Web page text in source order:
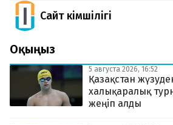
Сайт Әкімшілігі
Оқыңыз
5 августа 2026, 16:52
Қазақстан
халықаралық
жеңіп алды